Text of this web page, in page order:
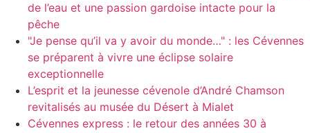
de l’eau et une passion gardoise intacte pour la
pêche
"Je pense qu’il va y avoir du monde…" : les Cévennes
se préparent à vivre une éclipse solaire
exceptionnelle
L’esprit et la jeunesse cévenole d’André Chamson
revitalisés au musée du Désert à Mialet
Cévennes express : le retour des années 30 à